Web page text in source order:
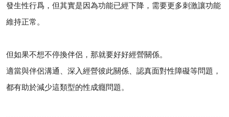
發生性行爲，但其實是因為功能已經下降，需要更多刺激讓功能
維持正常。
但如果不想不停換伴侶，那就要好好經營關係。
適當與伴侶溝通、深入經營彼此關係、認真面對性障礙等問題，
都有助於減少這類型的性成癮問題。